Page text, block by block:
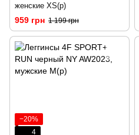
женские XS(р)
959 грн 1 199 грн
−20%
4